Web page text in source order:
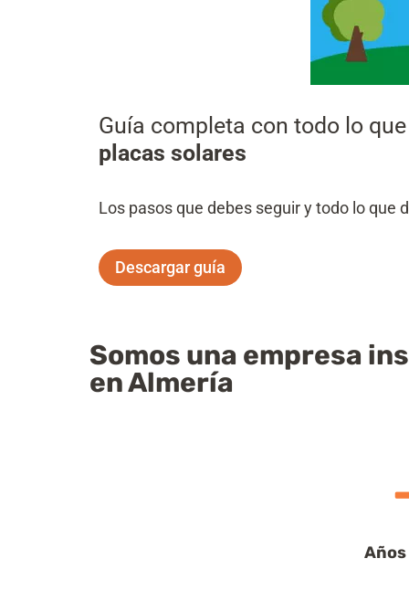
Guía completa con todo lo
placas solares
Los pasos que debes seguir y todo lo que
Descargar guía
Somos una empresa
en Almería